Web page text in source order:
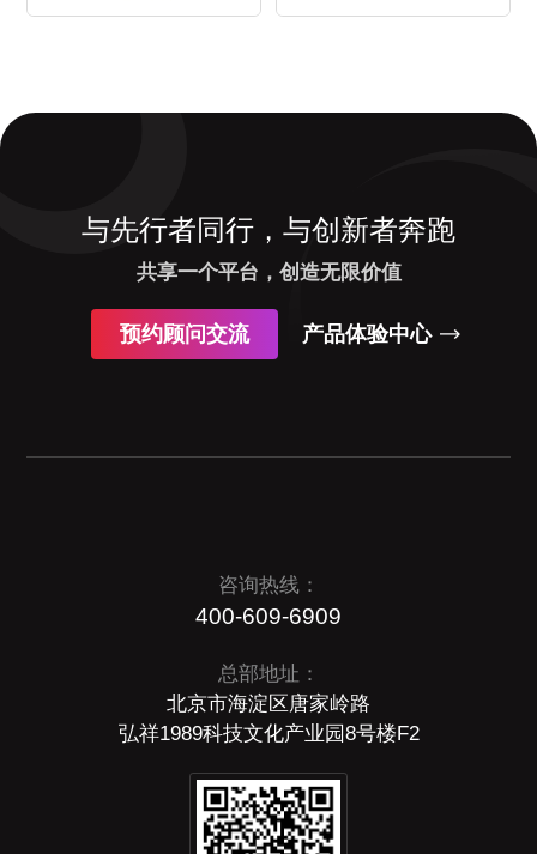
与先行者同行，与创新者奔跑
共享一个平台，创造无限价值
预约顾问交流 产品体验中心
咨询热线：
400-609-6909
总部地址：
北京市海淀区唐家岭路
弘祥1989科技文化产业园8号楼F2